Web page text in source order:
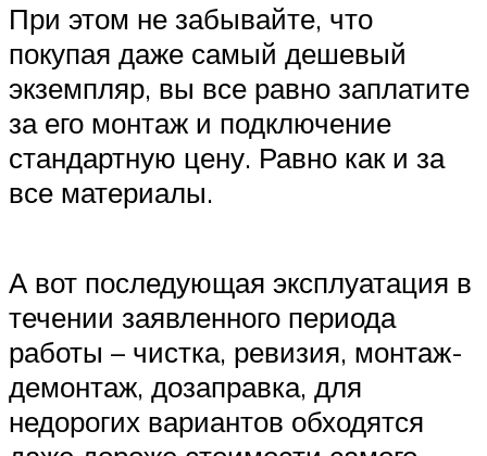
При этом не забывайте, что
покупая даже самый дешевый
экземпляр, вы все равно заплатите
за его монтаж и подключение
стандартную цену. Равно как и за
все материалы.
А вот последующая эксплуатация в
течении заявленного периода
работы – чистка, ревизия, монтаж-
демонтаж, дозаправка, для
недорогих вариантов обходятся